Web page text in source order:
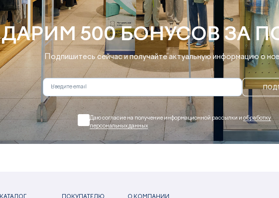
ДАРИМ 500 БОНУСОВ ЗА
Подпишитесь сейчас и получайте актуальную информацию о
Даю согласие на получение информационной рассылки и обработку
персональных данных
КАТАЛОГ ПОКУПАТЕЛЮ О КОМПАНИИ